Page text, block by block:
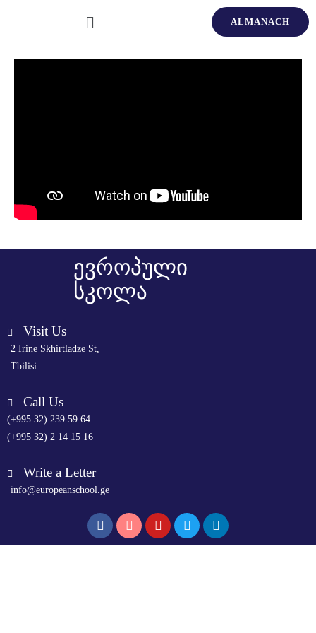
ALMANACH
ევროპული
სკოლა
Visit Us
2 Irine Skhirtladze St,
Tbilisi
Call Us
(+995 32) 239 59 64
(+995 32) 2 14 15 16
Write a Letter
info@europeanschool.ge